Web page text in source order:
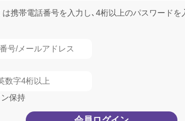
携帯電話番号を入力し､4桁以上のパスワードを
保持